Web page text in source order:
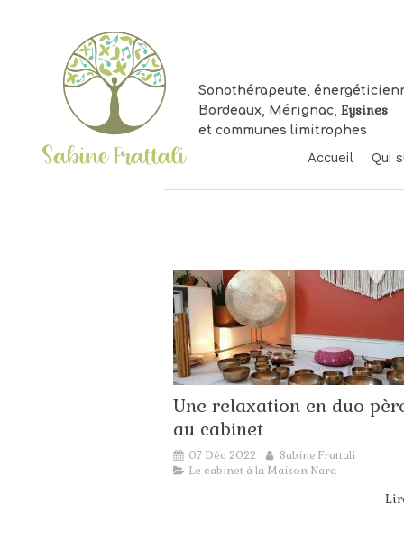
Sonothérapeute,
Bordeaux, Mérignac, Eysines
et communes limitrophes
Accueil Qui
Une relaxation en duo
au cabinet
07 Déc 2022
Sabine Frattali
Le cabinet à la Maison Nara